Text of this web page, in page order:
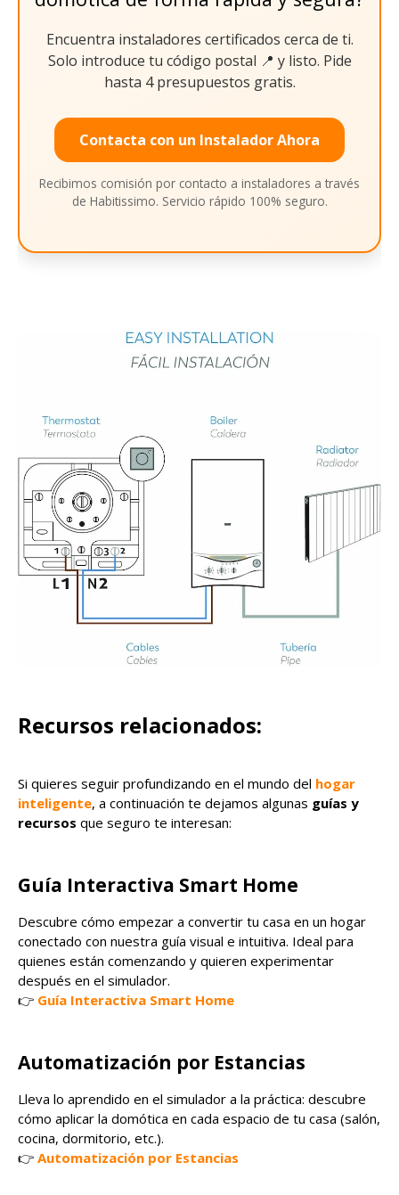
Encuentra instaladores certificados cerca de ti.
Solo introduce tu código postal 📍 y listo. Pide
hasta 4 presupuestos gratis.
Contacta con un Instalador Ahora
Recibimos comisión por contacto a instaladores a través
de Habitissimo. Servicio rápido 100% seguro.
Recursos relacionados:
Si quieres seguir profundizando en el mundo del hogar
inteligente, a continuación te dejamos algunas guías y
recursos que seguro te interesan:
Guía Interactiva Smart Home
Descubre cómo empezar a convertir tu casa en un hogar
conectado con nuestra guía visual e intuitiva. Ideal para
quienes están comenzando y quieren experimentar
después en el simulador.
👉 Guía Interactiva Smart Home
Automatización por Estancias
Lleva lo aprendido en el simulador a la práctica: descubre
cómo aplicar la domótica en cada espacio de tu casa (salón,
cocina, dormitorio, etc.).
👉 Automatización por Estancias